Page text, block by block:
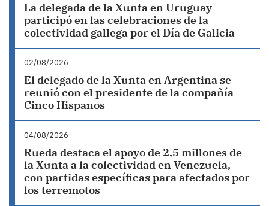
La delegada de la Xunta en Uruguay
participó en las celebraciones de la
colectividad gallega por el Día de Galicia
02/08/2026
El delegado de la Xunta en Argentina se
reunió con el presidente de la compañía
Cinco Hispanos
04/08/2026
Rueda destaca el apoyo de 2,5 millones de
la Xunta a la colectividad en Venezuela,
con partidas específicas para afectados por
los terremotos